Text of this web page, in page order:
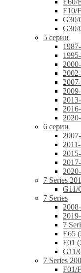
E60/
F10/
G30/
G30/
5 серии
6 серии
7 Series
G11/
7 Series
2008-
2019-
7
E65
F01
G11/
7 Series
F01/